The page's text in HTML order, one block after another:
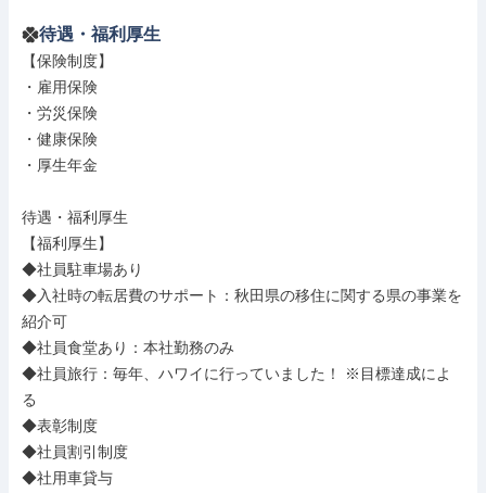
待遇・福利厚生
【保険制度】
・雇用保険
・労災保険
・健康保険
・厚生年金
待遇・福利厚生
【福利厚生】
◆社員駐車場あり
◆入社時の転居費のサポート：秋田県の移住に関する県の事業を
紹介可
◆社員食堂あり：本社勤務のみ
◆社員旅行：毎年、ハワイに行っていました！ ※目標達成によ
る
◆表彰制度
◆社員割引制度
◆社用車貸与